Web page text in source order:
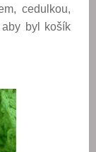
cedulkou,
byl košík